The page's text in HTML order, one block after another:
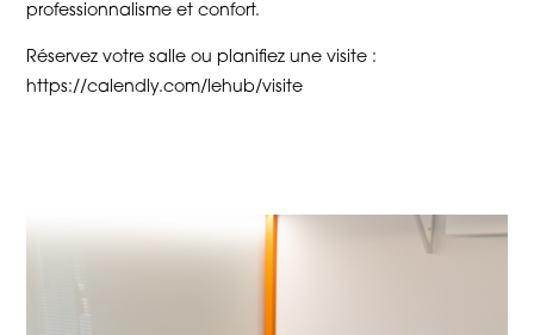
professionnalisme et confort.
Réservez votre salle ou planifiez une visite :
https://calendly.com/lehub/visite